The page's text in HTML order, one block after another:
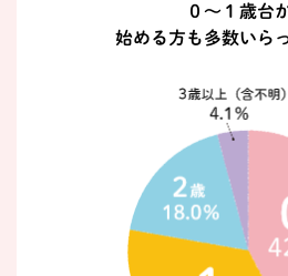
０～１歳台
始める方も多数いら